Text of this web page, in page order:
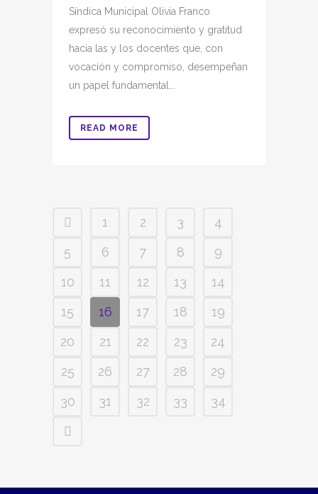
Síndica Municipal Olivia Franco
expresó su reconocimiento y gratitud
hacia las y los docentes que, con
vocación y compromiso, desempeñan
un papel fundamental...
READ MORE
1 2 3
4
5
6 7 8
9
10
11 12 13
14
15
16 17 18
19
20
21 22 23
24
25
26 27 28
29
30
31 32 33 34